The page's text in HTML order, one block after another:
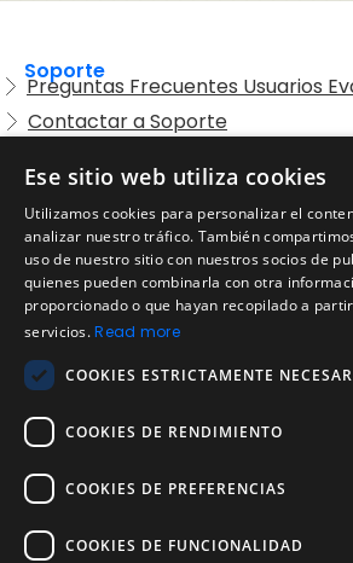
Soporte
Preguntas Frecuentes Usuarios
Contactar a Soporte
Legal
Condiciones de Servicio
Aviso de privacidad
Política de cookies
Política de devoluciones
Acuerdo de licencia de usuario
Aviso legal
Política de uso aceptable
Empresa
Acerca de nosotros
Blog
Ese sitio web utiliza cookies
Utilizamos cookies para personalizar el
analizar nuestro tráfico. También
uso de nuestro sitio con nuestros socios de
quienes pueden combinarla con otra
proporcionado o que hayan recopilado a
servicios.Read more
COOKIES ESTRICTAMENTE
COOKIES DE RENDIMIENTO
COOKIES DE PREFERENCIAS
COOKIES DE FUNCIONALIDAD